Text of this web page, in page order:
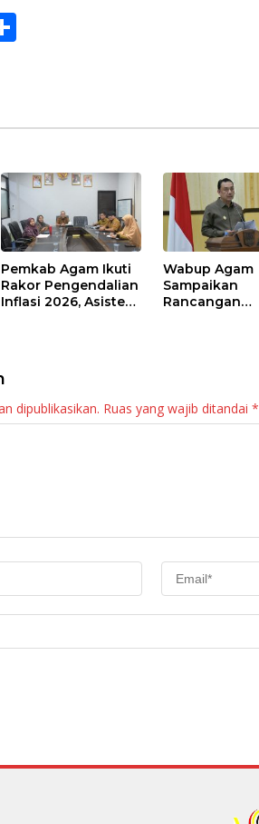
Pemkab Agam Ikuti
Rakor Pengendalian
Inflasi 2026, Asisten
Wabup Agam
Sampaikan
Rancangan
dipublikasikan. Ruas yang wajib ditandai *